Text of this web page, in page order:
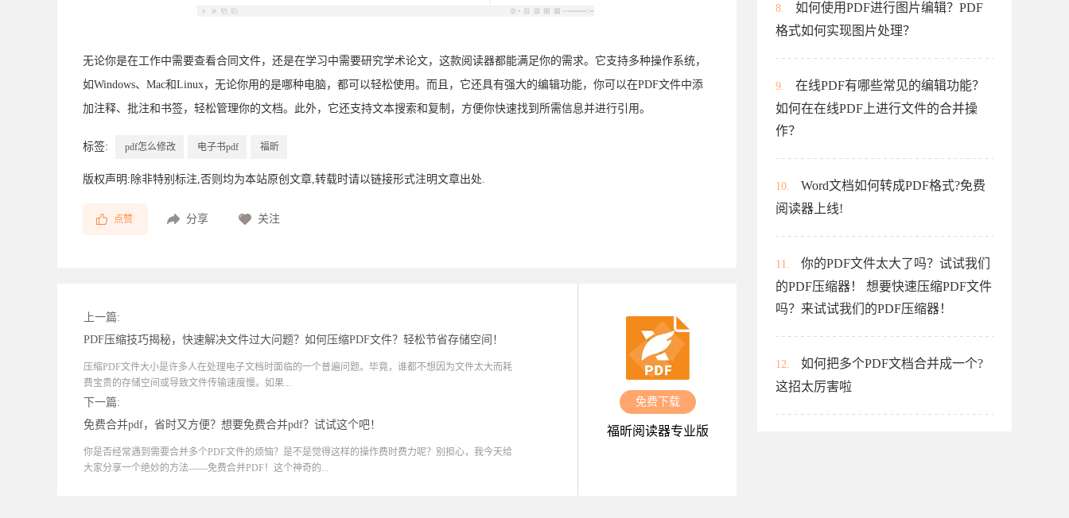
无论你是在工作中需要查看合同文件，还是在学习中需要研究学术论文，这款阅读器都能满足你的需求。它支持多种操作系统，
如Windows、Mac和Linux，无论你用的是哪种电脑，都可以轻松使用。而且，它还具有强大的编辑功能，你可以在PDF文件中添
加注释、批注和书签，轻松管理你的文档。此外，它还支持文本搜索和复制，方便你快速找到所需信息并进行引用。
标签: pdf怎么修改 电子书pdf 福昕
版权声明:除非特别标注,否则均为本站原创文章,转载时请以链接形式注明文章出处.
点赞 分享 关注
上一篇:
PDF压缩技巧揭秘，快速解决文件过大问题？如何压缩PDF文件？轻松节省存储空间！
压缩PDF文件大小是许多人在处理电子文档时面临的一个普遍问题。毕竟，谁都不想因为文件太大而耗
费宝贵的存储空间或导致文件传输速度慢。如果...
下一篇:
免费合并pdf，省时又方便？想要免费合并pdf？试试这个吧！
你是否经常遇到需要合并多个PDF文件的烦恼？是不是觉得这样的操作费时费力呢？别担心，我今天给
大家分享一个绝妙的方法——免费合并PDF！这个神奇的...
福昕阅读器专业版
免费下载
8.
如何使用PDF进行图片编辑？PDF
格式如何实现图片处理？
9.
在线PDF有哪些常见的编辑功能？
如何在在线PDF上进行文件的合并操
作？
10.
Word文档如何转成PDF格式?免费
阅读器上线!
11.
你的PDF文件太大了吗？试试我们
的PDF压缩器！ 想要快速压缩PDF文件
吗？来试试我们的PDF压缩器！
12.
如何把多个PDF文档合并成一个?
这招太厉害啦